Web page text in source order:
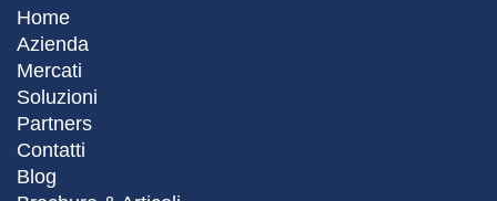
Home
Azienda
Mercati
Soluzioni
Partners
Contatti
Blog